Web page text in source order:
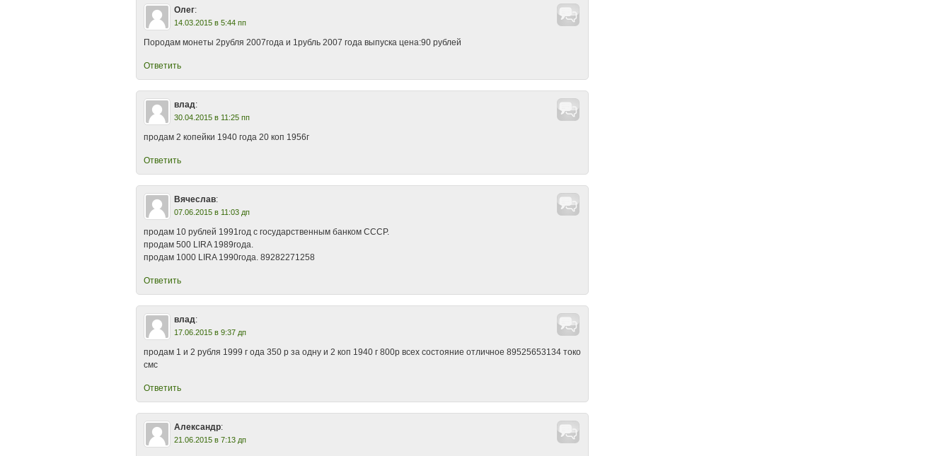
Олег:
14.03.2015 в 5:44 пп
Породам монеты 2рубля 2007года и 1рубль 2007 года выпуска цена:90 рублей
Ответить
влад:
30.04.2015 в 11:25 пп
продам 2 копейки 1940 года 20 коп 1956г
Ответить
Вячеслав:
07.06.2015 в 11:03 дп
продам 10 рублей 1991год с государственным банком СССР.
продам 500 LIRA 1989года.
продам 1000 LIRA 1990года. 89282271258
Ответить
влад:
17.06.2015 в 9:37 дп
продам 1 и 2 рубля 1999 г ода 350 р за одну и 2 коп 1940 г 800р всех состояние отличное 89525653134 токо
смс
Ответить
Александр:
21.06.2015 в 7:13 дп